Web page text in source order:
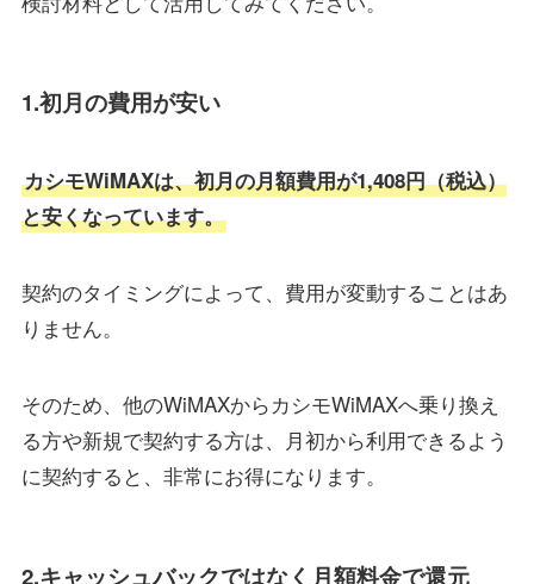
1.初月の費用が安い
カシモWiMAXは、初月の月額費用が1,408円（税込）
と安くなっています。
契約のタイミングによって、費用が変動することはあ
りません。
そのため、他のWiMAXからカシモWiMAXへ乗り換え
る方や新規で契約する方は、月初から利用できるよう
に契約すると、非常にお得になります。
2.キャッシュバックではなく月額料金で還元